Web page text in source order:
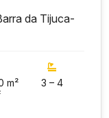
da Tijuca-
m²
3 – 4